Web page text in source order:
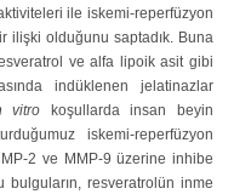
ile iskemi-reperfüzyon
ilişki olduğunu saptadık. Buna
ve alfa lipoik asit gibi
indüklenen jelatinazlar
vitro koşullarda insan beyin
iskemi-reperfüzyon
2 ve MMP-9 üzerine inhibe
resveratrolün inme